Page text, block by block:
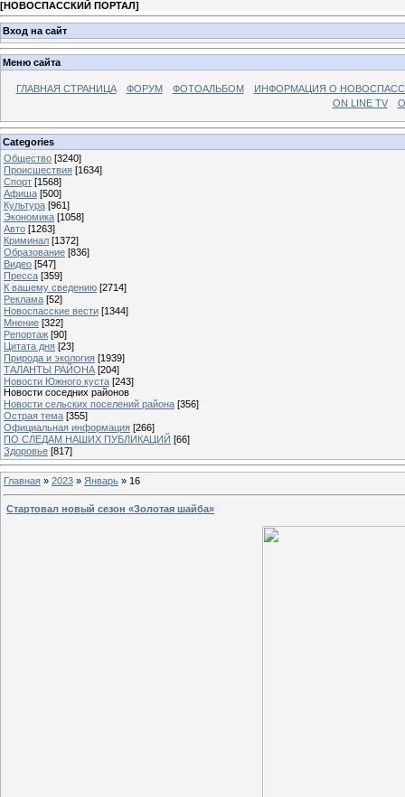
[НОВОСПАССКИЙ ПОРТАЛ]
Вход на сайт
Меню сайта
ГЛАВНАЯ СТРАНИЦА ФОРУМ ФОТОАЛЬБОМ
ИНФОРМАЦИЯ О
ON LINE TV
Categories
Общество [3240]
Происшествия [1634]
Спорт [1568]
Афиша [500]
Культура [961]
Экономика [1058]
Авто [1263]
Криминал [1372]
Образование [836]
Видео [547]
Пресса [359]
К вашему сведению [2714]
Реклама [52]
Новоспасские вести [1344]
Мнение [322]
Репортаж [90]
Цитата дня [23]
Природа и экология [1939]
ТАЛАНТЫ РАЙОНА [204]
Новости Южного куста [243]
Новости соседних районов
Новости сельских поселений района [356]
Острая тема [355]
Официальная информация [266]
ПО СЛЕДАМ НАШИХ ПУБЛИКАЦИЙ [66]
Здоровье [817]
Главная » 2023 » Январь » 16
Стартовал новый сезон «Золотая шайба»